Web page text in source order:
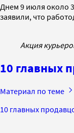
Днем 9 июля около
заявили, что
Акция
10 главных
Материал по теме
10 главных